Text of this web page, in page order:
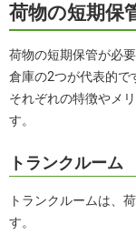
荷物の短期保
荷物の短期保管が必
倉庫の2つが代表的で
それぞれの特徴やメ
す。
トランクルーム
トランクルームは、
す。